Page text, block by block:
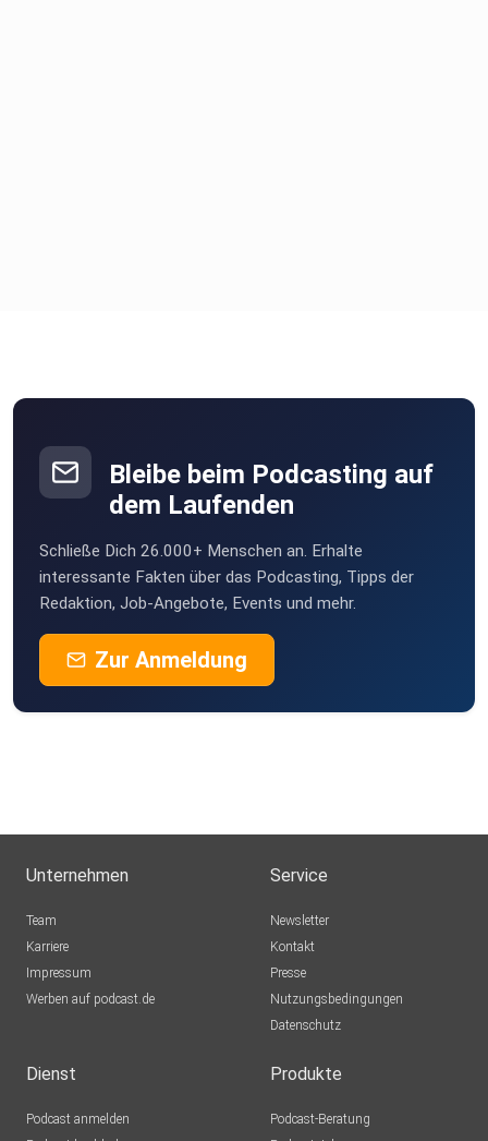
Bleibe beim Podcasting auf
dem Laufenden
Schließe Dich 26.000+ Menschen an. Erhalte
interessante Fakten über das Podcasting, Tipps der
Redaktion, Job-Angebote, Events und mehr.
Zur Anmeldung
Unternehmen
Team
Karriere
Impressum
Werben auf podcast.de
Service
Newsletter
Kontakt
Presse
Nutzungsbedingungen
Datenschutz
Dienst
Podcast anmelden
Produkte
Podcast-Beratung